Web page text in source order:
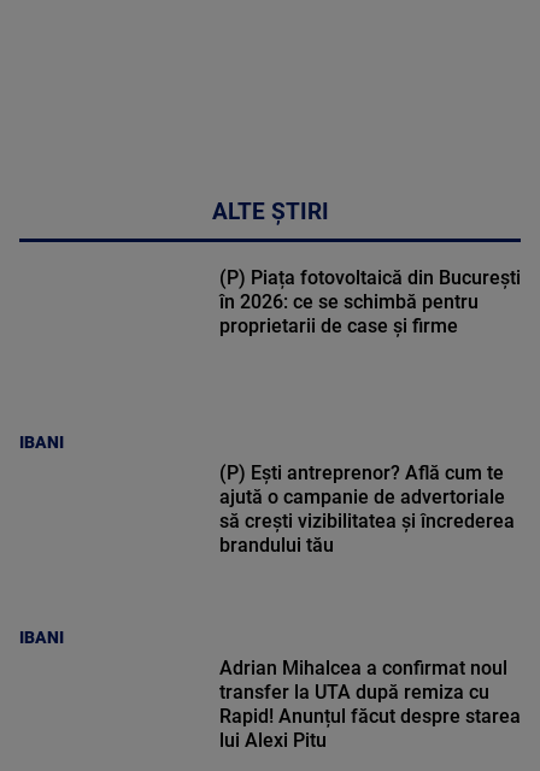
ALTE ȘTIRI
IBANI
(P) Piața fotovoltaică din București
în 2026: ce se schimbă pentru
proprietarii de case și firme
IBANI
(P) Ești antreprenor? Află cum te
ajută o campanie de advertoriale
să crești vizibilitatea și încrederea
brandului tău
Adrian Mihalcea a confirmat noul
transfer la UTA după remiza cu
Rapid! Anunțul făcut despre starea
lui Alexi Pitu